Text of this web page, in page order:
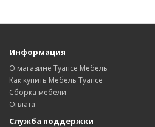
Информация
О магазине Туапсе Мебель
Как купить Мебель Туапсе
Сборка мебели
Оплата
Служба поддержки